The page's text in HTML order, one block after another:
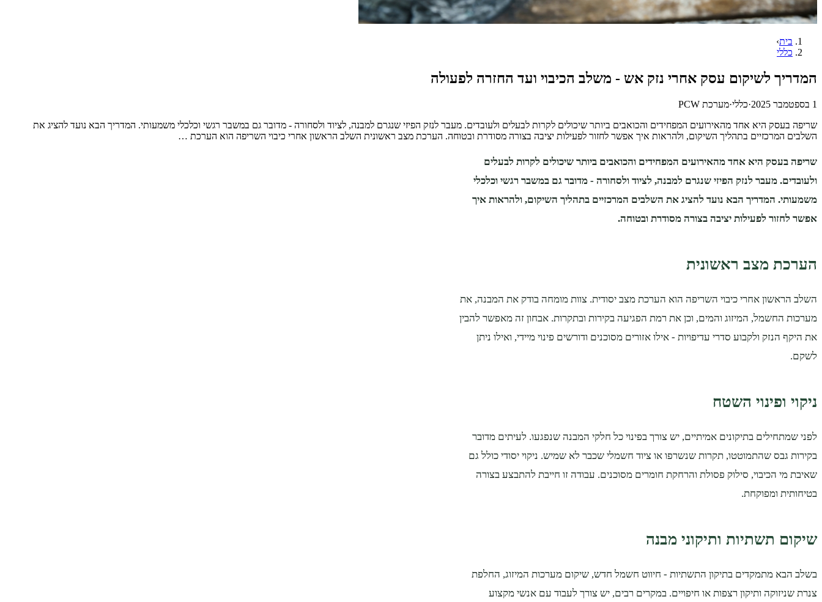
בית›
כללי
המדריך לשיקום עסק אחרי נזק אש - משלב הכיבוי ועד החזרה לפעולה
1 בספטמבר 2025 ·כללי·מערכת PCW
שריפה בעסק היא אחד מהאירועים המפחידים והכואבים ביותר שיכולים לקרות לבעלים ולעובדים. מעבר לנזק הפיזי שנגרם למבנה, לציוד ולסחורה - מדובר גם במשבר רגשי וכלכלי משמעותי. המדריך הבא נועד להציג את
השלבים המרכזיים בתהליך השיקום, ולהראות איך אפשר לחזור לפעילות יציבה בצורה מסודרת ובטוחה. הערכת מצב ראשונית השלב הראשון אחרי כיבוי השריפה הוא הערכת …
שריפה בעסק היא אחד מהאירועים המפחידים והכואבים ביותר שיכולים לקרות לבעלים
ולעובדים. מעבר לנזק הפיזי שנגרם למבנה, לציוד ולסחורה - מדובר גם במשבר רגשי וכלכלי
משמעותי. המדריך הבא נועד להציג את השלבים המרכזיים בתהליך השיקום, ולהראות איך
אפשר לחזור לפעילות יציבה בצורה מסודרת ובטוחה.
הערכת מצב ראשונית
השלב הראשון אחרי כיבוי השריפה הוא הערכת מצב יסודית. צוות מומחה בודק את המבנה, את
מערכות החשמל, המיזוג והמים, וכן את רמת הפגיעה בקירות ובתקרות. אבחון זה מאפשר להבין
את היקף הנזק ולקבוע סדרי עדיפויות - אילו אזורים מסוכנים ודורשים פינוי מיידי, ואילו ניתן
לשקם.
ניקוי ופינוי השטח
לפני שמתחילים בתיקונים אמיתיים, יש צורך בפינוי כל חלקי המבנה שנפגעו. לעיתים מדובר
בקירות גבס שהתמוטטו, תקרות שנשרפו או ציוד חשמלי שכבר לא שמיש. ניקוי יסודי כולל גם
שאיבת מי הכיבוי, סילוק פסולת והרחקת חומרים מסוכנים. עבודה זו חייבת להתבצע בצורה
בטיחותית ומפוקחת.
שיקום תשתיות ותיקוני מבנה
בשלב הבא מתמקדים בתיקון התשתיות - חיווט חשמל חדש, שיקום מערכות המיזוג, החלפת
צנרת שניזוקה ותיקון רצפות או חיפויים. במקרים רבים, יש צורך לעבוד עם אנשי מקצוע